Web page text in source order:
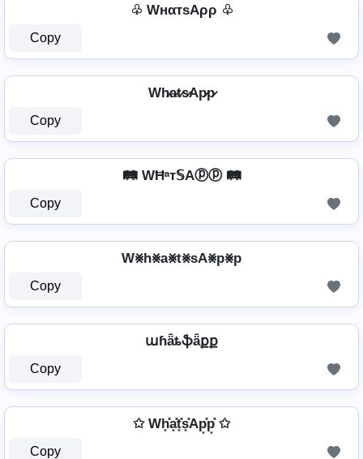
♧ WнαтѕAρρ ♧
Copy
Wh̷a̷t̷s̷Ap̷p̷
Copy
🛤️ WĦᵃт𝕊Aⓟⓟ 🛤️
Copy
W⨳h⨳a⨳t⨳sA⨳p⨳p
Copy
աɦǟȶֆǟքք
Copy
✩ Wh͓̽a͓̽t͓̽s͓̽Ap͓̽p͓̽ ✩
Copy